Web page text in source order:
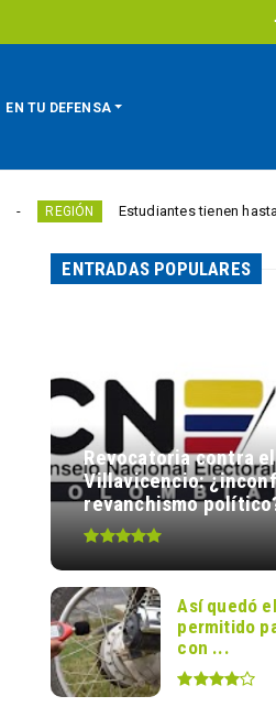
EN TU DEFENSA
Estudiantes tienen hasta el 28 de
ENTRADAS POPULARES
Revocatoria contra
Villavicencio:
revanchismo
Así quedó
permitido
con ...